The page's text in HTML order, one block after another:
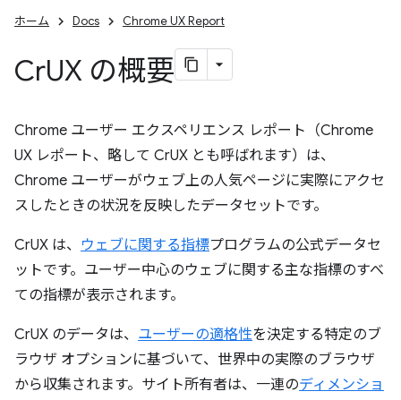
ホーム Docs Chrome UX Report
CrUX の概要
Chrome ユーザー エクスペリエンス レポート（Chrome
UX レポート、略して CrUX とも呼ばれます）は、
Chrome ユーザーがウェブ上の人気ページに実際にアクセ
スしたときの状況を反映したデータセットです。
CrUX は、 ウェブに関する指標プログラムの公式データセ
ットです。ユーザー中心のウェブに関する主な指標のすべ
ての指標が表示されます。
CrUX のデータは、 ユーザーの適格性を決定する特定のブ
ラウザ オプションに基づいて、世界中の実際のブラウザ
から収集されます。サイト所有者は、一連のディメンショ